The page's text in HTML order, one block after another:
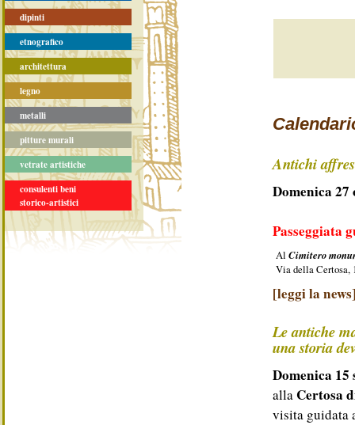
dipinti
etnografico
architettura
legno
metalli
pitture murali
vetrate artistiche
consulenti beni
storico-artistici
Antichi
Domenica
Passeggiata
AlCimitero
Via della Certosa,
[leggi la
Le antiche
una storia
Domenica 15
allaCertosa
visita guidata